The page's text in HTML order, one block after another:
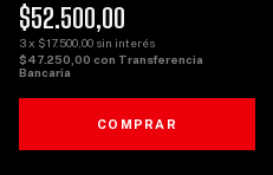
$52.500,00
3x $17.500,00 sin interés
$47.250,00 con Transferencia
Bancaria
COMPRAR